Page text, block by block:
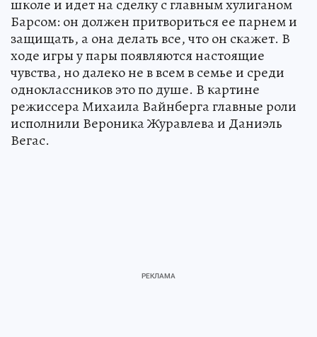
школе и идет на сделку с главным хулиганом
Барсом: он должен притвориться ее парнем и
защищать, а она делать все, что он скажет. В
ходе игры у пары появляются настоящие
чувства, но далеко не в всем в семье и среди
одноклассников это по душе. В картине
режиссера Михаила Вайнберга главные роли
исполнили Вероника Журавлева и Даниэль
Вегас.